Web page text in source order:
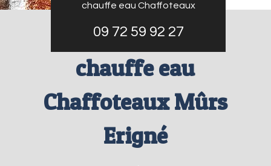
chauffe eau Chaffoteaux
09 72 59 92 27
chauffe eau
Chaffoteaux Mûrs
Erigné